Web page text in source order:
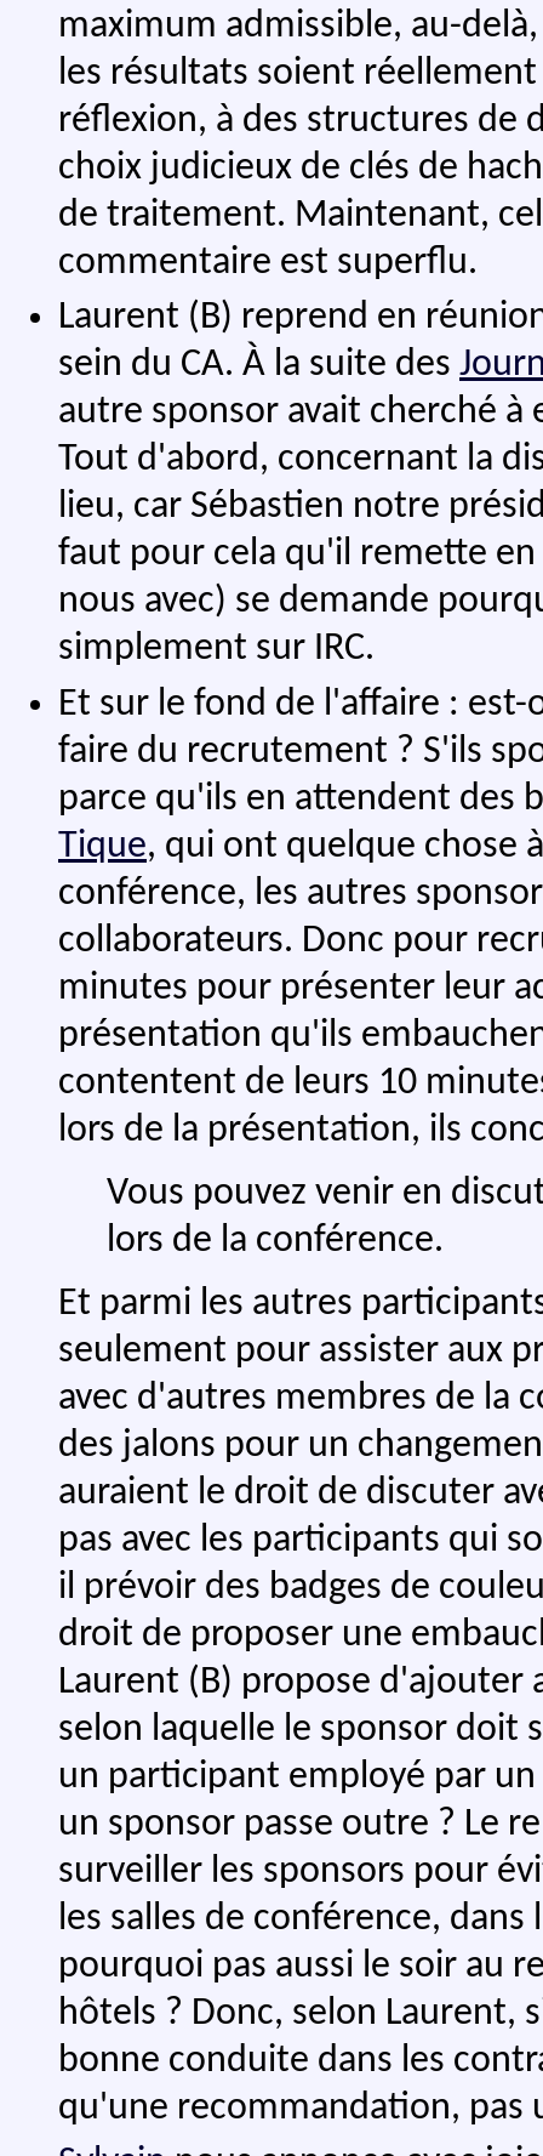
maximum admissible, au-
les résultats soient
réflexion, à des structures de
choix judicieux de clés de
de traitement. Maintenant,
commentaire est superflu.
Laurent (B) reprend en
sein du CA. À la suite des
autre sponsor avait cherché à
Tout d'abord, concernant la
lieu, car Sébastien notre
faut pour cela qu'il remette
nous avec) se demande
simplement sur IRC.
Et sur le fond de l'affaire :
faire du recrutement ? S'ils
parce qu'ils en attendent des
Tique, qui ont quelque chose
conférence, les autres
collaborateurs. Donc pour
minutes pour présenter leur
présentation qu'ils
contentent de leurs 10
lors de la présentation, ils
Vous pouvez venir en
lors de la conférence.
Et parmi les autres
seulement pour assister aux
avec d'autres membres de la
des jalons pour un
auraient le droit de discuter
pas avec les participants qui
il prévoir des badges de
droit de proposer une
Laurent (B) propose d'ajouter
selon laquelle le sponsor doit
un participant employé par
un sponsor passe outre ? Le
surveiller les sponsors pour
les salles de conférence,
pourquoi pas aussi le soir au
hôtels ? Donc, selon Laurent,
bonne conduite dans les
qu'une recommandation, pas